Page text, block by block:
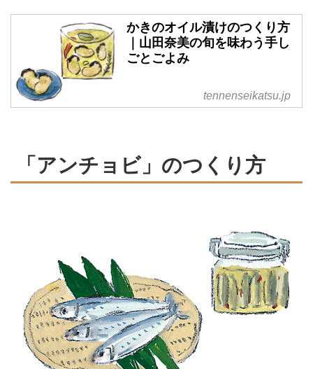
かきのオイル漬けのつくり方
｜山田奈美の旬を味わう手し
ごとごよみ
tennenseikatsu.jp
「アンチョビ」のつくり方